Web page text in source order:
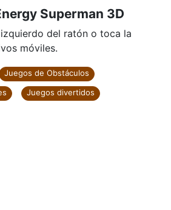
Superman 3D
del ratón o toca la
móviles.
Juegos de Obstáculos
Juegos divertidos